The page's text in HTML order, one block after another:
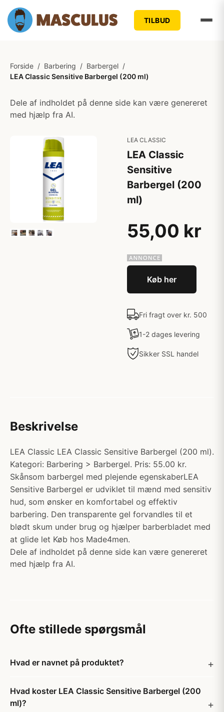
TILBUD
Forside / Barbering / Barbergel /
LEA Classic Sensitive Barbergel (200 ml)
Dele af indholdet på denne side kan være genereret
med hjælp fra AI.
LEA CLASSIC
LEA Classic
Sensitive
Barbergel (200
ml)
55,00 kr
Køb her
Fri fragt over kr. 500
1-2 dages levering
Sikker SSL handel
Beskrivelse
LEA Classic LEA Classic Sensitive Barbergel (200 ml).
Kategori: Barbering > Barbergel. Pris: 55.00 kr.
Skånsom barbergel med plejende egenskaberLEA
Sensitive Barbergel er udviklet til mænd med sensitiv
hud, som ønsker en komfortabel og effektiv
barbering. Den transparente gel forvandles til et
blødt skum under brug og hjælper barberbladet med
at glide let Køb hos Made4men.
Dele af indholdet på denne side kan være genereret
med hjælp fra AI.
Ofte stillede spørgsmål
Hvad er navnet på produktet?
Hvad koster LEA Classic Sensitive Barbergel (200
ml)?